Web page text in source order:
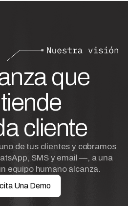
que
cliente
de tus clientes y cobramos
SMS y email —, a una
equipo humano alcanza.
Una Demo